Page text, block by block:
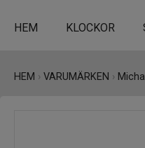
HEM KLOCKOR
HEM › VARUMÄRKEN ›